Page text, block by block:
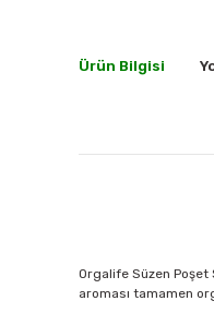
Ürün Bilgisi
Orgalife Süzen Poşet
aroması tamamen